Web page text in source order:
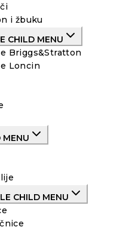
i žbuku
CHILD MENU
Briggs&Stratton
Loncin
MENU
CHILD MENU